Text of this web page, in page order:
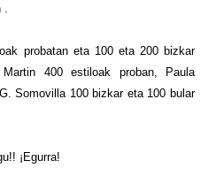
probatan eta 100 eta 200 bizkar
400 estiloak proban, Paula
Somovilla 100 bizkar eta 100 bular
¡Egurra!